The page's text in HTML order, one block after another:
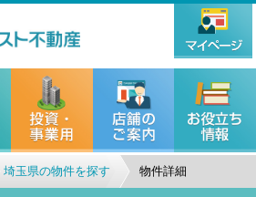
埼玉県の物件を探す 物件詳細